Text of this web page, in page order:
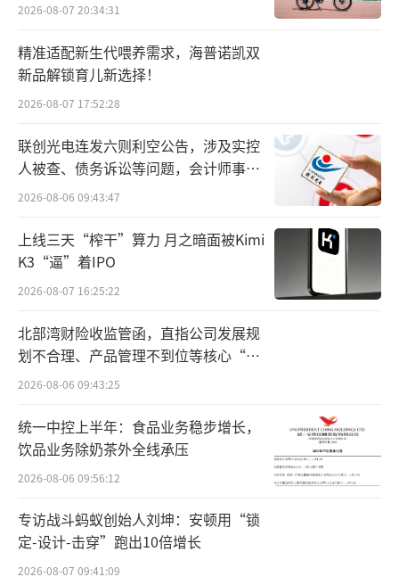
绩，带领小度在大模型时代为用户提供全新和
来的发展方向。
“将多项主流业务与文心一言整合。”事
实上，早在2022年财报发布时，百度创始人、
董事长兼首席执行官李彦宏便宣布了这一计
划。而作为百度与C端用户交互的重要硬件出
口，小度科技自然被作为率先案例。
事实上，今年5月，小度科技就曾在文心一
言的赋能下，推出全新品牌“小度青禾”旗下
的首款产品——小度青禾学习手机。据官方介
绍，该款手机具有青少年专属定制系统，搭载
了小度AI学习大模型，可提供互动式AI讲题、
多学科AI作业助手、AI口语练习、AI精准学等全
链路辅导。
但从目前来看，产品端的切入显然不够，
小度的升级还需从组织架构等着手，进行全面
支持。于是，百度集团内部培养的李莹，肩负
起此番重任，前来接手小度科技。
2026-08-07 20:34:31
精准适配新生代喂养需求，海普诺凯双
新品解锁育儿新选择！
2026-08-07 17:52:28
联创光电连发六则利空公告，涉及实控
人被查、债务诉讼等问题，会计师事务
所曾出具“保留意见”
2026-08-06 09:43:47
上线三天“榨干”算力 月之暗面被Kimi
K3“逼”着IPO
2026-08-07 16:25:22
北部湾财险收监管函，直指公司发展规
划不合理、产品管理不到位等核心“痛
点”
2026-08-06 09:43:25
统一中控上半年：食品业务稳步增长，
饮品业务除奶茶外全线承压
2026-08-06 09:56:12
专访战斗蚂蚁创始人刘坤：安顿用“锁
定-设计-击穿”跑出10倍增长
2026-08-07 09:41:09